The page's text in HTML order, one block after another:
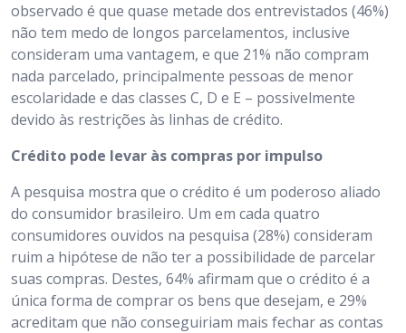
observado é que quase metade dos entrevistados (46%)
não tem medo de longos parcelamentos, inclusive
consideram uma vantagem, e que 21% não compram
nada parcelado, principalmente pessoas de menor
escolaridade e das classes C, D e E – possivelmente
devido às restrições às linhas de crédito.
Crédito pode levar às compras por impulso
A pesquisa mostra que o crédito é um poderoso aliado
do consumidor brasileiro. Um em cada quatro
consumidores ouvidos na pesquisa (28%) consideram
ruim a hipótese de não ter a possibilidade de parcelar
suas compras. Destes, 64% afirmam que o crédito é a
única forma de comprar os bens que desejam, e 29%
acreditam que não conseguiriam mais fechar as contas